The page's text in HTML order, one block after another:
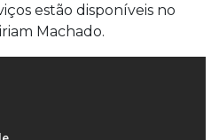
estão disponíveis no
Machado.